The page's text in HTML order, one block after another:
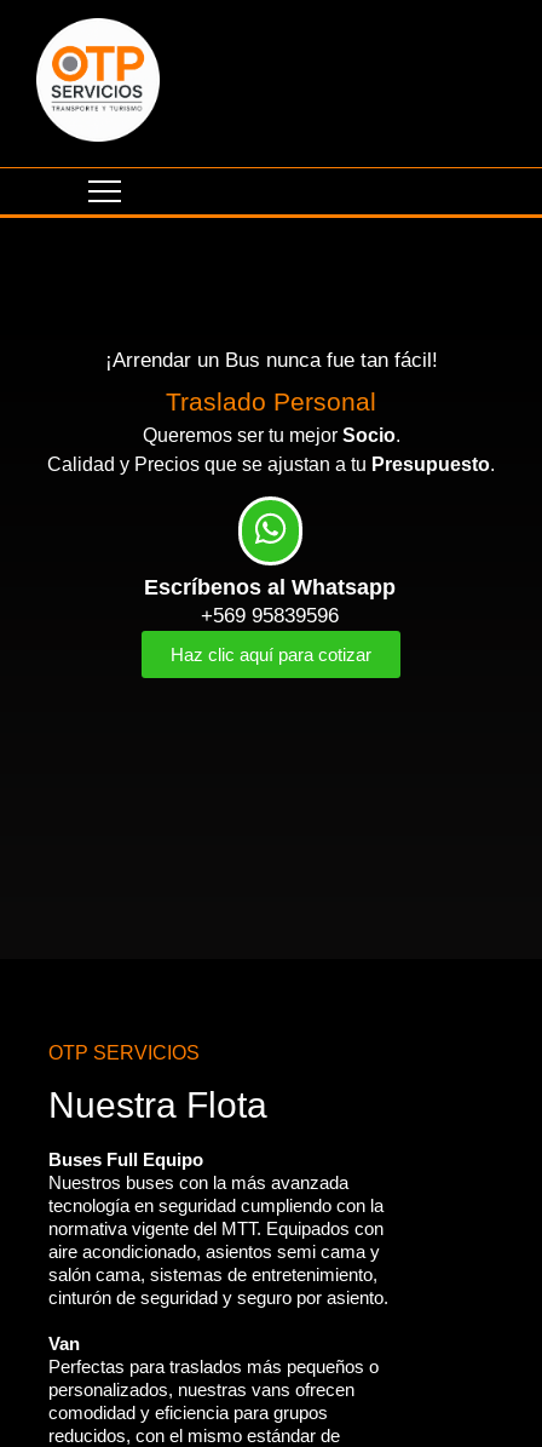
¡Arrendar un Bus nunca fue tan fácil!
Traslado Personal
Queremos ser tu mejor Socio.
Calidad y Precios que se ajustan a tu Presupuesto.
Escríbenos al Whatsapp
+569 95839596
Haz clic aquí para cotizar
OTP SERVICIOS
Nuestra Flota
Buses Full Equipo
Nuestros buses con la más avanzada
tecnología en seguridad cumpliendo con la
normativa vigente del MTT. Equipados con
aire acondicionado, asientos semi cama y
salón cama, sistemas de entretenimiento,
cinturón de seguridad y seguro por asiento.
Van
Perfectas para traslados más pequeños o
personalizados, nuestras vans ofrecen
comodidad y eficiencia para grupos
reducidos, con el mismo estándar de